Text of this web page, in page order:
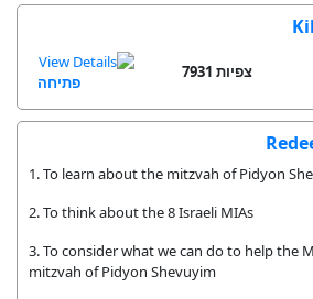
7931 צפיות
פתיחה
1. To learn about the mitzvah of Pidyon
2. To think about the 8 Israeli MIAs
3. To consider what we can do to help the
mitzvah of Pidyon Shevuyim